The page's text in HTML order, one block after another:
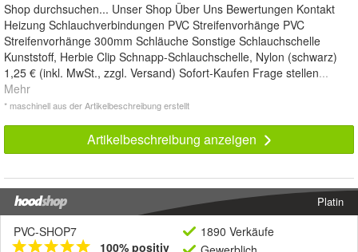
Shop durchsuchen... Unser Shop Über Uns Bewertungen Kontakt
Heizung Schlauchverbindungen PVC Streifenvorhänge PVC
Streifenvorhänge 300mm Schläuche Sonstige Schlauchschelle
Kunststoff, Herbie Clip Schnapp-Schlauchschelle, Nylon (schwarz)
1,25 € (inkl. MwSt., zzgl. Versand) Sofort-Kaufen Frage stellen...
Mehr
* maschinell aus der Artikelbeschreibung erstellt
Artikelbeschreibung anzeigen
Platin
PVC-SHOP7
100% positiv
1890 Verkäufe